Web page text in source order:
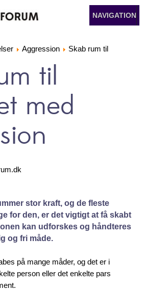
NAVIGATION
Aggression
Skab rum til
til
med
stor kraft, og de fleste
for den, er det vigtigt at få skabt
kan udforskes og håndteres
og fri måde.
på mange måder, og det er i
person eller det enkelte pars